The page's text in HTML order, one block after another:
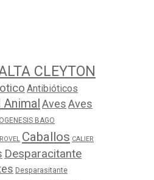
CLEYTON
Antibióticos
AnimalAvesAves
BAGO
Caballos CALIER
Desparacitante
Desparasitante